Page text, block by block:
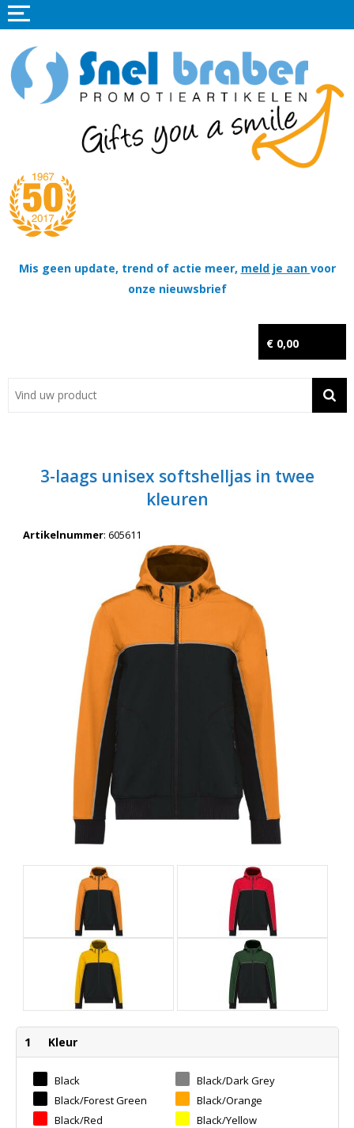
Mis geen update, trend of actie meer, meld je aan voor
onze nieuwsbrief
€ 0,00
Home
Promotieartikelen
Tassen
Thema's
Contact
Wil je snel een advies? Bel nu 053-7920045 of 06-55731304
3-laags unisex softshelljas in twee
kleuren
Artikelnummer: 605611
1 Kleur
Black
Black/dark Grey
Black/forest Green
Black/orange
Black/red
Black/yellow